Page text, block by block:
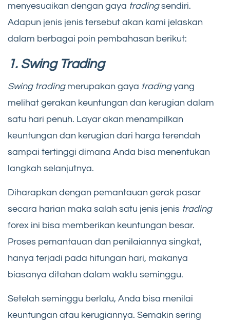
menyesuaikan dengan gaya tradingsendiri.
Adapun jenis jenis tersebut akan kami jelaskan
dalam berbagai poin pembahasan berikut:
1. Swing Trading
Swing trading merupakan gaya tradingyang
melihat gerakan keuntungan dan kerugian dalam
satu hari penuh. Layar akan menampilkan
keuntungan dan kerugian dari harga terendah
sampai tertinggi dimana Anda bisa menentukan
langkah selanjutnya.
Diharapkan dengan pemantauan gerak pasar
secara harian maka salah satu jenis jenis trading
forex ini bisa memberikan keuntungan besar.
Proses pemantauan dan penilaiannya singkat,
hanya terjadi pada hitungan hari, makanya
biasanya ditahan dalam waktu seminggu.
Setelah seminggu berlalu, Anda bisa menilai
keuntungan atau kerugiannya. Semakin sering